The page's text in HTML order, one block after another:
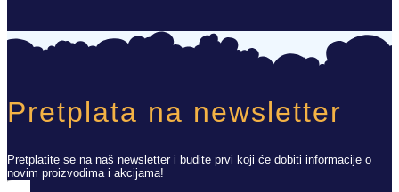
Pretplata na newsletter
Pretplatite se na naš newsletter i budite prvi koji će dobiti informacije o
novim proizvodima i akcijama!